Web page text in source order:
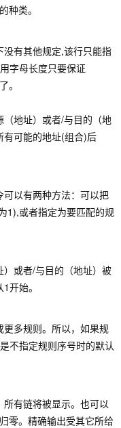
种类。
有其他规定,该行只能指
字母长度只要保证
。
地址）或者/与目的（地
有可能的地址(组合)后
以有两种方法：可以把
1),或者指定为要匹配的规
或者/与目的（地址）被
开始。
多规则。所以，如果规
不指定规则序号时的默认
有链将被显示。也可以
零。精确输出受其它所给